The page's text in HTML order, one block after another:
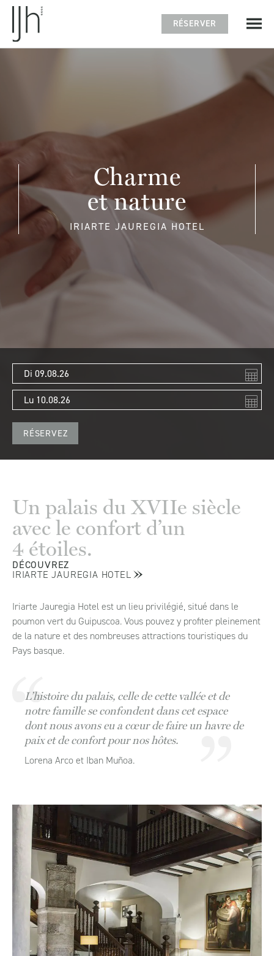
RÉSERVER
Une destination
gastronomique
IRIARTE JAUREGIA HOTEL
Charme
et nature
IRIARTE JAUREGIA HOTEL
DÉCOUVREZ
IRIARTE JAUREGIA HOTEL
Un palais du XVIIe siècle
avec le confort d’un
4 étoiles.
Iriarte Jauregia Hotel est un lieu privilégié, situé dans le
poumon vert du Guipuscoa. Vous pouvez y profiter pleinement
de la nature et des nombreuses attractions touristiques du
Pays basque.
L’histoire du palais, celle de cette vallée et de
notre famille se confondent dans cet espace
dont nous avons eu a cœur de faire un havre de
paix et de confort pour nos hôtes.
Lorena Arco et Iban Muñoa.